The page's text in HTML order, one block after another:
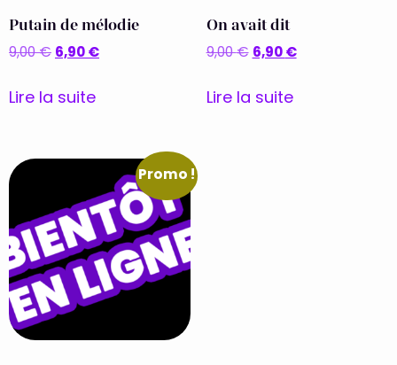
Putain de mélodie
9,00€6,90€
Lire la suite
On avait dit
9,00€6,90€
Lire la suite
Promo !